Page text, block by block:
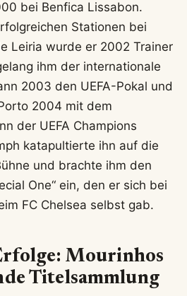
bei Benfica Lissabon.
Stationen bei
Leiria wurde er 2002 Trainer
ihm der internationale
2003 den UEFA-Pokal und
2004 mit dem
der UEFA Champions
katapultierte ihn auf die
und brachte ihm den
One“ ein, den er sich bei
FC Chelsea selbst gab.
Mourinhos
Titelsammlung